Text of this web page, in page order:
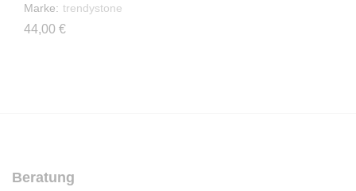
Marke: trendystone
44,00 €
können
Beratung